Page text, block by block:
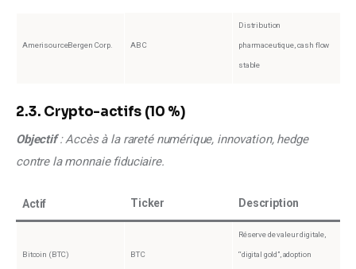
AmerisourceBergen Corp. ABC
Distribution
pharmaceutique, cash flow
stable
2.3. Crypto-actifs (10 %)
Objectif : Accès à la rareté numérique, innovation, hedge
contre la monnaie fiduciaire.
Actif Ticker Description
Bitcoin (BTC) BTC
Réserve de valeur digitale,
“digital gold”, adoption